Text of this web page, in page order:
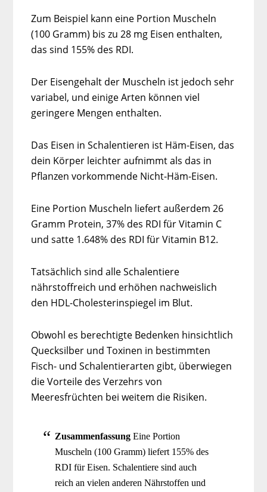
Zum Beispiel kann eine Portion Muscheln
(100 Gramm) bis zu 28 mg Eisen enthalten,
das sind 155% des RDI.
Der Eisengehalt der Muscheln ist jedoch sehr
variabel, und einige Arten können viel
geringere Mengen enthalten.
Das Eisen in Schalentieren ist Häm-Eisen, das
dein Körper leichter aufnimmt als das in
Pflanzen vorkommende Nicht-Häm-Eisen.
Eine Portion Muscheln liefert außerdem 26
Gramm Protein, 37% des RDI für Vitamin C
und satte 1.648% des RDI für Vitamin B12.
Tatsächlich sind alle Schalentiere
nährstoffreich und erhöhen nachweislich
den HDL-Cholesterinspiegel im Blut.
Obwohl es berechtigte Bedenken hinsichtlich
Quecksilber und Toxinen in bestimmten
Fisch- und Schalentierarten gibt, überwiegen
die Vorteile des Verzehrs von
Meeresfrüchten bei weitem die Risiken.
Zusammenfassung Eine Portion
Muscheln (100 Gramm) liefert 155% des
RDI für Eisen. Schalentiere sind auch
reich an vielen anderen Nährstoffen und